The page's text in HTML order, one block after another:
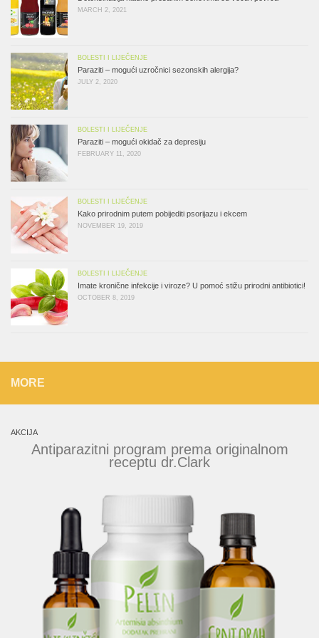
MARCH 2, 2021
BOLESTI I LIJEČENJE
Paraziti – mogući uzročnici sezonskih alergija?
JULY 2, 2020
BOLESTI I LIJEČENJE
Paraziti – mogući okidač za depresiju
FEBRUARY 11, 2020
BOLESTI I LIJEČENJE
Kako prirodnim putem pobijediti psorijazu i ekcem
NOVEMBER 19, 2019
BOLESTI I LIJEČENJE
Imate kronične infekcije i viroze? U pomoć stižu prirodni antibiotici!
OCTOBER 8, 2019
MORE
AKCIJA
Antiparazitni program prema originalnom
receptu dr.Clark